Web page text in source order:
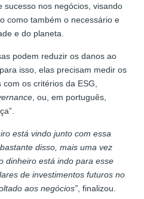
sucesso nos negócios, visando
como também o necessário e
e do planeta.
podem reduzir os danos ao
isso, elas precisam medir os
os critérios da ESG,
, ou, em português,
está vindo junto com essa
disso, mais uma vez
dinheiro está indo para esse
de investimentos futuros no
aos negócios” , finalizou.